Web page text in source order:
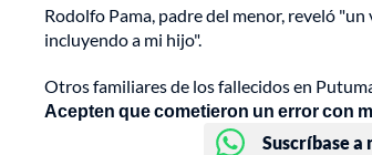
Rodolfo Pama, padre del menor, reveló
incluyendo a mi hijo".
Otros familiares de los fallecidos en
Acepten que cometieron un error con
Suscríbase a